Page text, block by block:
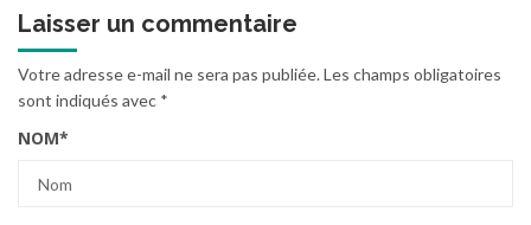
Laisser un commentaire
Votre adresse e-mail ne sera pas publiée.Les champs obligatoires
sont indiqués avec *
NOM*